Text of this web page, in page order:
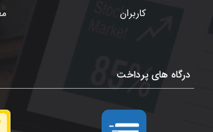
کاربران
درگاه های پرداخت